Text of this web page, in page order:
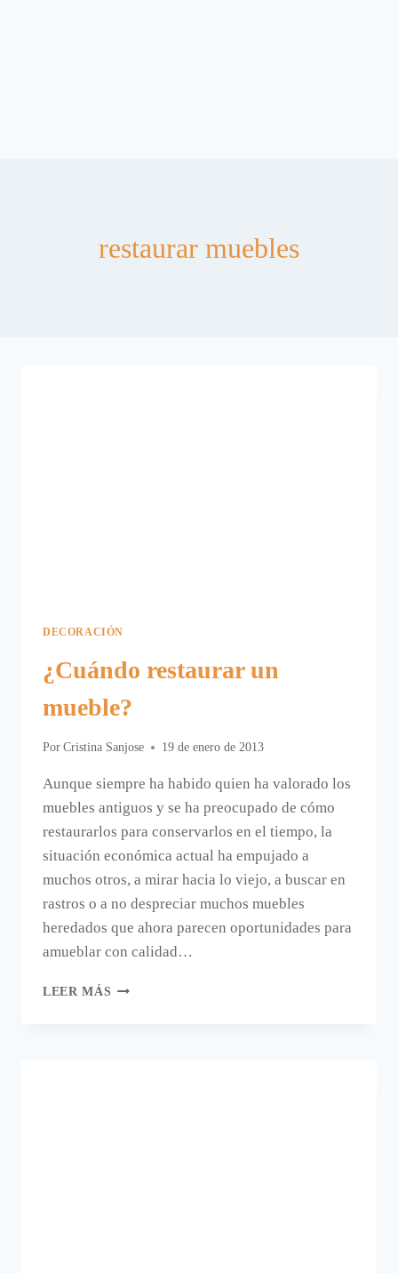
restaurar muebles
DECORACIÓN
¿Cuándo restaurar un
mueble?
Por Cristina Sanjose 19 de enero de 2013
Aunque siempre ha habido quien ha valorado los
muebles antiguos y se ha preocupado de cómo
restaurarlos para conservarlos en el tiempo, la
situación económica actual ha empujado a
muchos otros, a mirar hacia lo viejo, a buscar en
rastros o a no despreciar muchos muebles
heredados que ahora parecen oportunidades para
amueblar con calidad…
LEER MÁS ¿CUÁNDO